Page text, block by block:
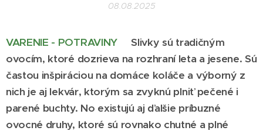
08.08.2025
VARENIE - POTRAVINY
Slivky sú tradičným
ovocím, ktoré dozrieva na rozhraní leta a jesene. Sú
častou inšpiráciou na domáce koláče a výborný z
nich je aj lekvár, ktorým sa zvyknú plniť pečené i
parené buchty. No existujú aj ďalšie príbuzné
ovocné druhy, ktoré sú rovnako chutné a plné